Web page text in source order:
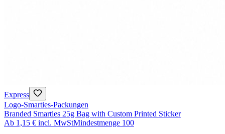
Express
Logo-Smarties-Packungen
Branded Smarties 25g Bag with Custom Printed Sticker
Ab 1,15 € incl. MwStMindestmenge 100